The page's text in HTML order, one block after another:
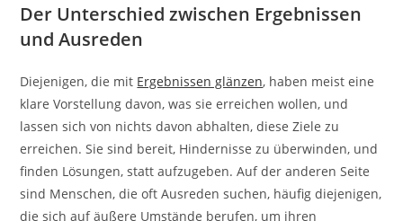
Der Unterschied zwischen Ergebnissen
und Ausreden
Diejenigen, die mit Ergebnissen glänzen, haben meist eine
klare Vorstellung davon, was sie erreichen wollen, und
lassen sich von nichts davon abhalten, diese Ziele zu
erreichen. Sie sind bereit, Hindernisse zu überwinden, und
finden Lösungen, statt aufzugeben. Auf der anderen Seite
sind Menschen, die oft Ausreden suchen, häufig diejenigen,
die sich auf äußere Umstände berufen, um ihren